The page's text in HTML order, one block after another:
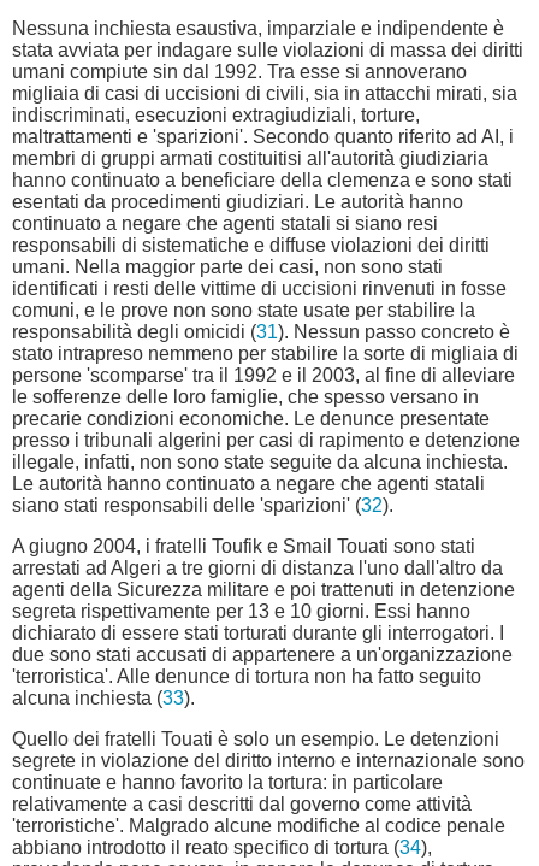
Nessuna inchiesta esaustiva, imparziale e indipendente è
stata avviata per indagare sulle violazioni di massa dei diritti
umani compiute sin dal 1992. Tra esse si annoverano
migliaia di casi di uccisioni di civili, sia in attacchi mirati, sia
indiscriminati, esecuzioni extragiudiziali, torture,
maltrattamenti e 'sparizioni'. Secondo quanto riferito ad AI, i
membri di gruppi armati costituitisi all'autorità giudiziaria
hanno continuato a beneficiare della clemenza e sono stati
esentati da procedimenti giudiziari. Le autorità hanno
continuato a negare che agenti statali si siano resi
responsabili di sistematiche e diffuse violazioni dei diritti
umani. Nella maggior parte dei casi, non sono stati
identificati i resti delle vittime di uccisioni rinvenuti in fosse
comuni, e le prove non sono state usate per stabilire la
responsabilità degli omicidi (31). Nessun passo concreto è
stato intrapreso nemmeno per stabilire la sorte di migliaia di
persone 'scomparse' tra il 1992 e il 2003, al fine di alleviare
le sofferenze delle loro famiglie, che spesso versano in
precarie condizioni economiche. Le denunce presentate
presso i tribunali algerini per casi di rapimento e detenzione
illegale, infatti, non sono state seguite da alcuna inchiesta.
Le autorità hanno continuato a negare che agenti statali
siano stati responsabili delle 'sparizioni' (32).
A giugno 2004, i fratelli Toufik e Smail Touati sono stati
arrestati ad Algeri a tre giorni di distanza l'uno dall'altro da
agenti della Sicurezza militare e poi trattenuti in detenzione
segreta rispettivamente per 13 e 10 giorni. Essi hanno
dichiarato di essere stati torturati durante gli interrogatori. I
due sono stati accusati di appartenere a un'organizzazione
'terroristica'. Alle denunce di tortura non ha fatto seguito
alcuna inchiesta (33).
Quello dei fratelli Touati è solo un esempio. Le detenzioni
segrete in violazione del diritto interno e internazionale sono
continuate e hanno favorito la tortura: in particolare
relativamente a casi descritti dal governo come attività
'terroristiche'. Malgrado alcune modifiche al codice penale
abbiano introdotto il reato specifico di tortura (34),